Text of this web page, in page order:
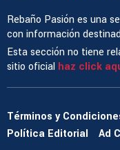
Rebaño Pasión es una
con información
Esta sección no tiene
sitio oficial haz click
Términos y
Política Editorial
Ad